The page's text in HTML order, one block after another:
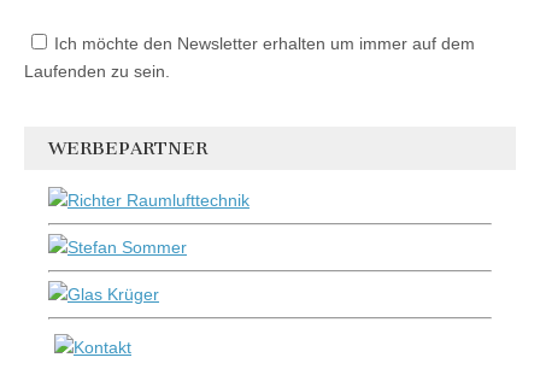
Ich möchte den Newsletter erhalten um immer auf dem
Laufenden zu sein.
WERBEPARTNER